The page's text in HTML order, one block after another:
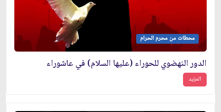
محطات من محرم الحرام
الدور النهضوي للحوراء (عليها السلام) في عاشوراء
المزيد